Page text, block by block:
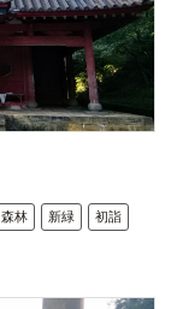
森林 新緑 初詣